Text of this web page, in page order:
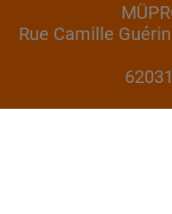
Rue Camille